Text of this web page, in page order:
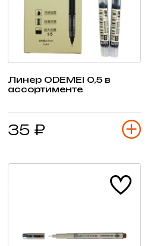
Линер ODEMEI 0,5 в
ассортименте
35 ₽